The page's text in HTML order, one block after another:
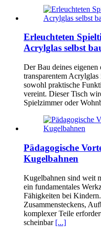
Erleuchteten
Acrylglas selbst
Der Bau deines eigenen
transparentem Acrylglas
sowohl praktische
vereint. Dieser Tisch
Spielzimmer oder
Pädagogische
Kugelbahnen
Kugelbahnen sind weit
ein fundamentales
Fähigkeiten bei
Zusammensteckens,
komplexer Teile
scheinbar [...]